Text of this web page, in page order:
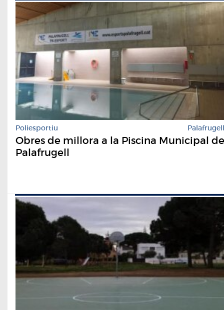
Poliesportiu Palafrugell
Obres de millora a la Piscina Municipal de
Palafrugell